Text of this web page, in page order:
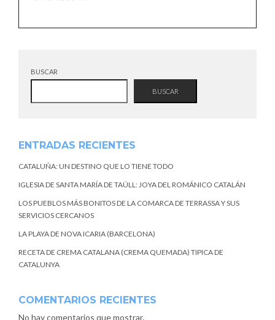
BUSCAR
BUSCAR
ENTRADAS RECIENTES
CATALUÑA: UN DESTINO QUE LO TIENE TODO
IGLESIA DE SANTA MARÍA DE TAÜLL: JOYA DEL ROMÁNICO CATALÁN
LOS PUEBLOS MÁS BONITOS DE LA COMARCA DE TERRASSA Y SUS
SERVICIOS CERCANOS
LA PLAYA DE NOVA ICARIA (BARCELONA)
RECETA DE CREMA CATALANA (CREMA QUEMADA) TIPICA DE
CATALUNYA
COMENTARIOS RECIENTES
No hay comentarios que mostrar.